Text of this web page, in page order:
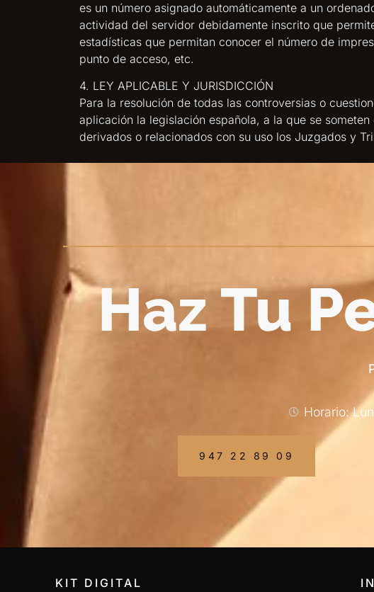
es un número asignado automáticamente a un
actividad del servidor debidamente inscrito que
estadísticas que permitan conocer el número de
punto de acceso, etc.
4. LEY APLICABLE Y JURISDICCIÓN
Para la resolución de todas las controversias o
aplicación la legislación española, a la que se
derivados o relacionados con su uso los Juzgados y
Haz Tu
Horario:
947 22 89 09
KIT DIGITAL